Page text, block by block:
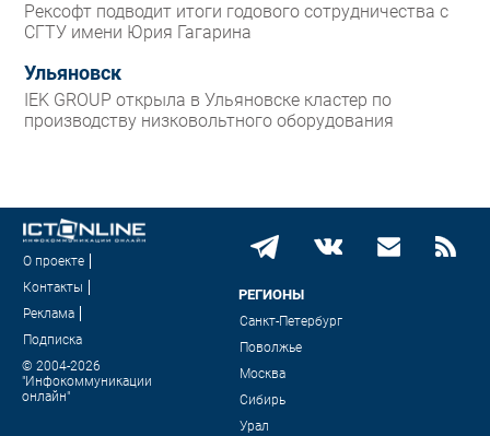
Рексофт подводит итоги годового сотрудничества с
СГТУ имени Юрия Гагарина
Ульяновск
IEK GROUP открыла в Ульяновске кластер по
производству низковольтного оборудования
О проекте
Контакты
Реклама
Подписка
© 2004-2026
"Инфокоммуникации
онлайн"
РЕГИОНЫ
Санкт-Петербург
Поволжье
Москва
Сибирь
Урал